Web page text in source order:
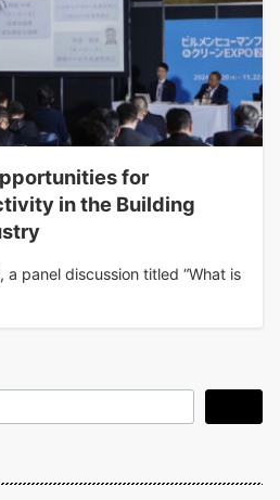
for
in the Building
panel discussion titled “What is